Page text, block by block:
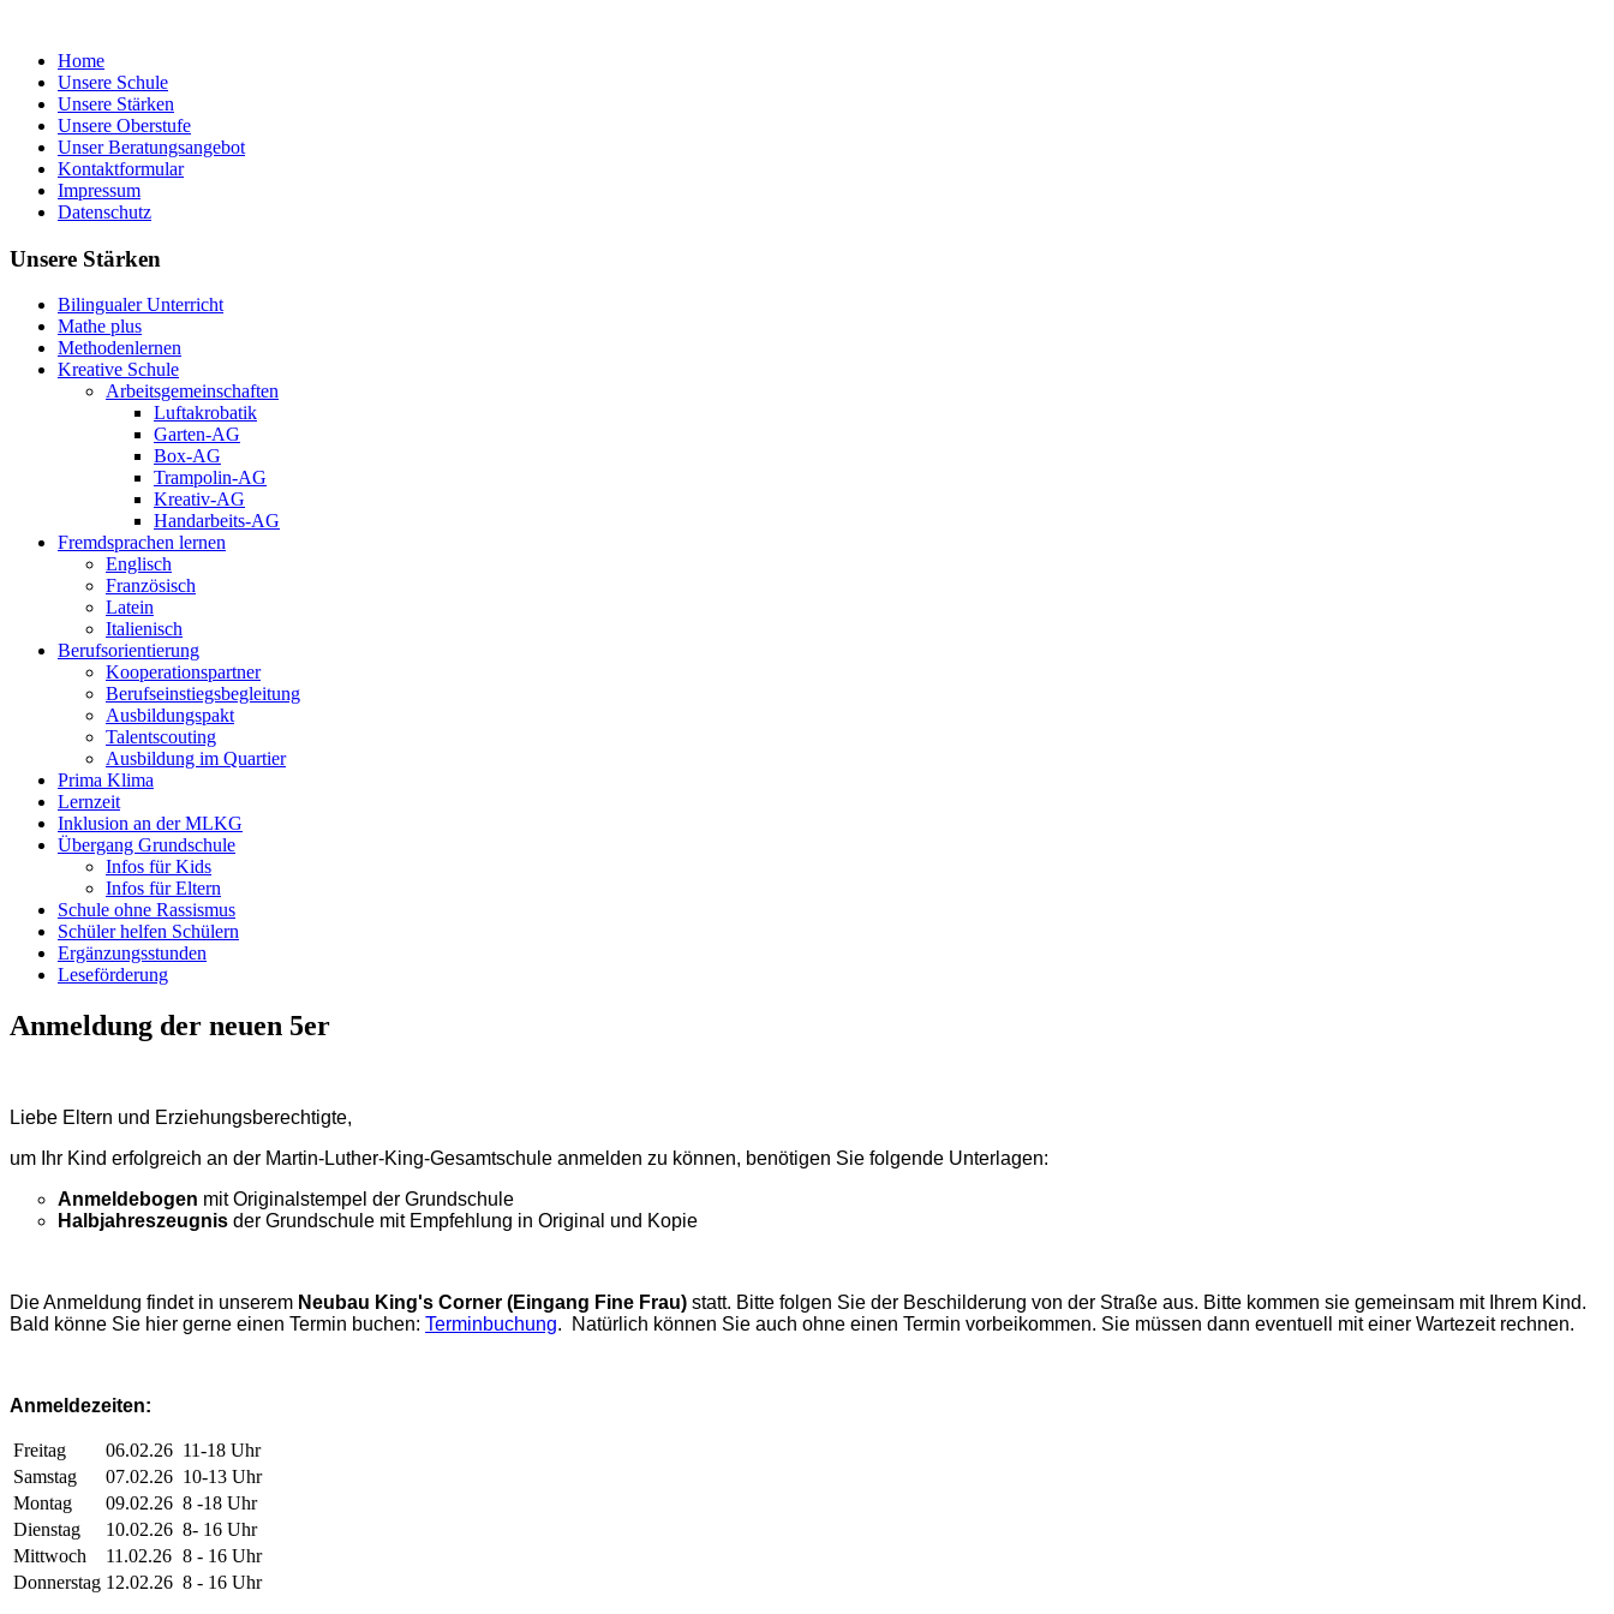
Home
Unsere Schule
Unsere Stärken
Unsere Oberstufe
Unser Beratungsangebot
Kontaktformular
Impressum
Datenschutz
Unsere Stärken
Bilingualer Unterricht
Mathe plus
Methodenlernen
Kreative Schule
Arbeitsgemeinschaften
Luftakrobatik
Garten-AG
Box-AG
Trampolin-AG
Kreativ-AG
Handarbeits-AG
Fremdsprachen lernen
Englisch
Französisch
Latein
Italienisch
Berufsorientierung
Kooperationspartner
Berufseinstiegsbegleitung
Ausbildungspakt
Talentscouting
Ausbildung im Quartier
Prima Klima
Lernzeit
Inklusion an der MLKG
Übergang Grundschule
Infos für Kids
Infos für Eltern
Schule ohne Rassismus
Schüler helfen Schülern
Ergänzungsstunden
Leseförderung
Anmeldung der neuen 5er
Liebe Eltern und Erziehungsberechtigte,
um Ihr Kind erfolgreich an der Martin-Luther-King-Gesamtschule anmelden zu können, benötigen Sie folgende Unterlagen:
Anmeldebogen mit Originalstempel der Grundschule
Halbjahreszeugnis der Grundschule mit Empfehlung in Original und Kopie
Die Anmeldung findet in unserem Neubau King's Corner (Eingang Fine Frau) statt. Bitte folgen Sie der Beschilderung von der Straße aus. Bitte kommen sie gemeinsam mit Ihrem Kind.
Bald könne Sie hier gerne einen Termin buchen: Terminbuchung. Natürlich können Sie auch ohne einen Termin vorbeikommen. Sie müssen dann eventuell mit einer Wartezeit rechnen.
Anmeldezeiten:
Freitag 06.02.26 11-18 Uhr
Samstag
07.02.26 10-13 Uhr
Montag
09.02.26 8 -18 Uhr
Dienstag
10.02.26 8- 16 Uhr
Mittwoch
11.02.26 8 - 16 Uhr
Donnerstag 12.02.26 8 - 16 Uhr